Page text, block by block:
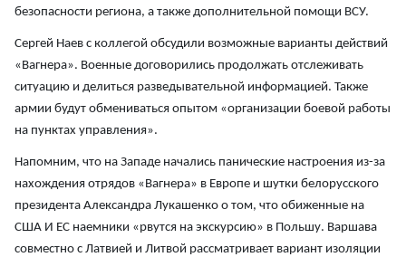
безопасности региона, а также дополнительной помощи ВСУ.
Сергей Наев с коллегой обсудили возможные варианты действий
«Вагнера». Военные договорились продолжать отслеживать
ситуацию и делиться разведывательной информацией. Также
армии будут обмениваться опытом «организации боевой работы
на пунктах управления».
Напомним, что на Западе начались панические настроения из-за
нахождения отрядов «Вагнера» в Европе и шутки белорусского
президента Александра Лукашенко о том, что обиженные на
США И ЕС наемники «рвутся на экскурсию» в Польшу. Варшава
совместно с Латвией и Литвой рассматривает вариант изоляции